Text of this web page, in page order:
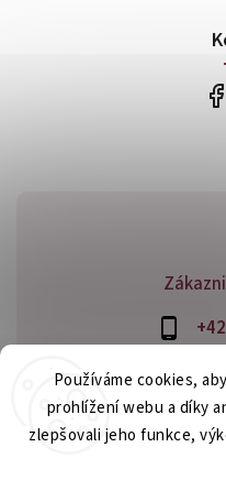
Používáme cookies,
prohlížení webu a díky
zlepšovali jeho funkce,